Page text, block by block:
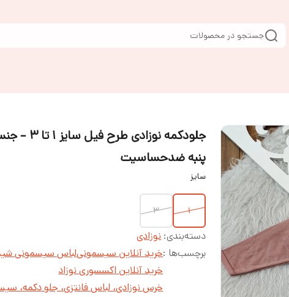
جستجو در محصولات
جلودکمه نوزادی طرح
پنبه ضدحساسیت
سایز
۱ ۳
دسته‌بندی:نوزادی
برچسب‌ها :خرید آنلاین سیسمونیلباس سیسمونی
خرید آنلاین اکسسوری نوزاد
خرس نوزادی، لباس فانتزی، جلو دکمه،